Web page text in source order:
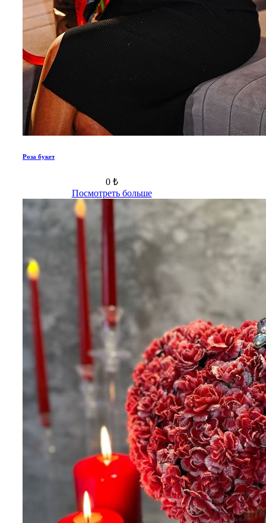
Роза букет
0 ₺
Посмотреть больше